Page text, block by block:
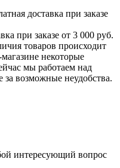
доставка при заказе
при заказе от 3 000 руб.
товаров происходит
некоторые
мы работаем над
возможные неудобства.
интересующий вопрос